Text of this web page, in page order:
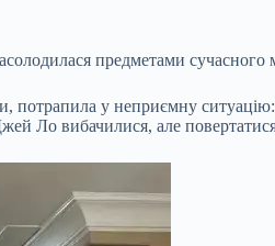
предметами сучасного
потрапила у неприємну
Ло вибачилися, але